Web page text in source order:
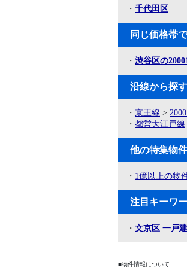
・ 千代田区
同じ価格帯
・ 渋谷区の
沿線から探す
・ 京王線 >
・ 都営大江戸線
他の特集物
・ 1億以上の物
注目キーワ
・ 文京区 一戸
■物件情報について